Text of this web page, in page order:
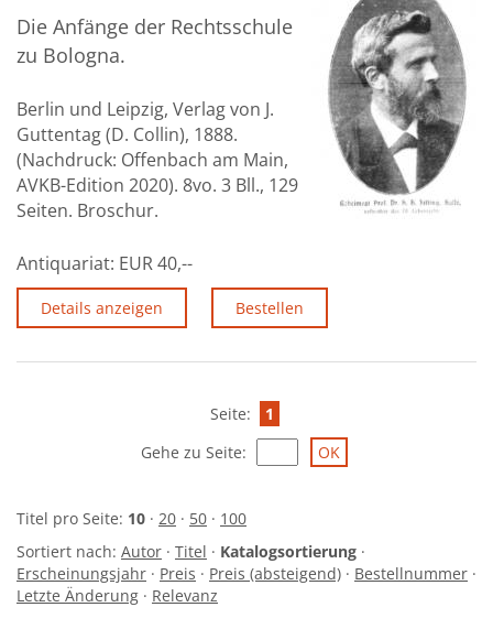
Die Anfänge der Rechtsschule
zu Bologna.
Berlin und Leipzig, Verlag von J.
Guttentag (D. Collin), 1888.
(Nachdruck: Offenbach am Main,
AVKB-Edition 2020). 8vo. 3 Bll., 129
Seiten. Broschur.
Antiquariat: EUR 40,--
Details anzeigen Bestellen
Seite:
1
Gehe zu Seite:
Titel pro Seite: 10 · 20 · 50 · 100
Sortiert nach: Autor · Titel · Katalogsortierung ·
Erscheinungsjahr · Preis · Preis (absteigend) · Bestellnummer ·
Letzte Änderung · Relevanz